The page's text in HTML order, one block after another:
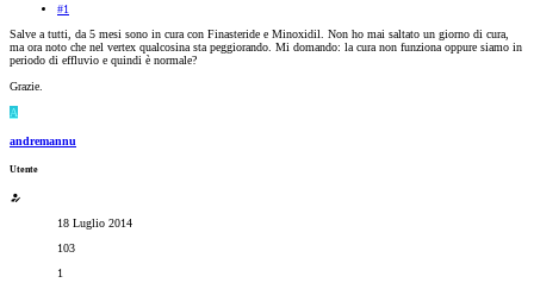
#1
Salve a tutti, da 5 mesi sono in cura con Finasteride e Minoxidil. Non ho mai saltato un giorno di cura,
ma ora noto che nel vertex qualcosina sta peggiorando. Mi domando: la cura non funziona oppure siamo in
periodo di effluvio e quindi è normale?
Grazie.
A
andremannu
Utente
18 Luglio 2014
103
1